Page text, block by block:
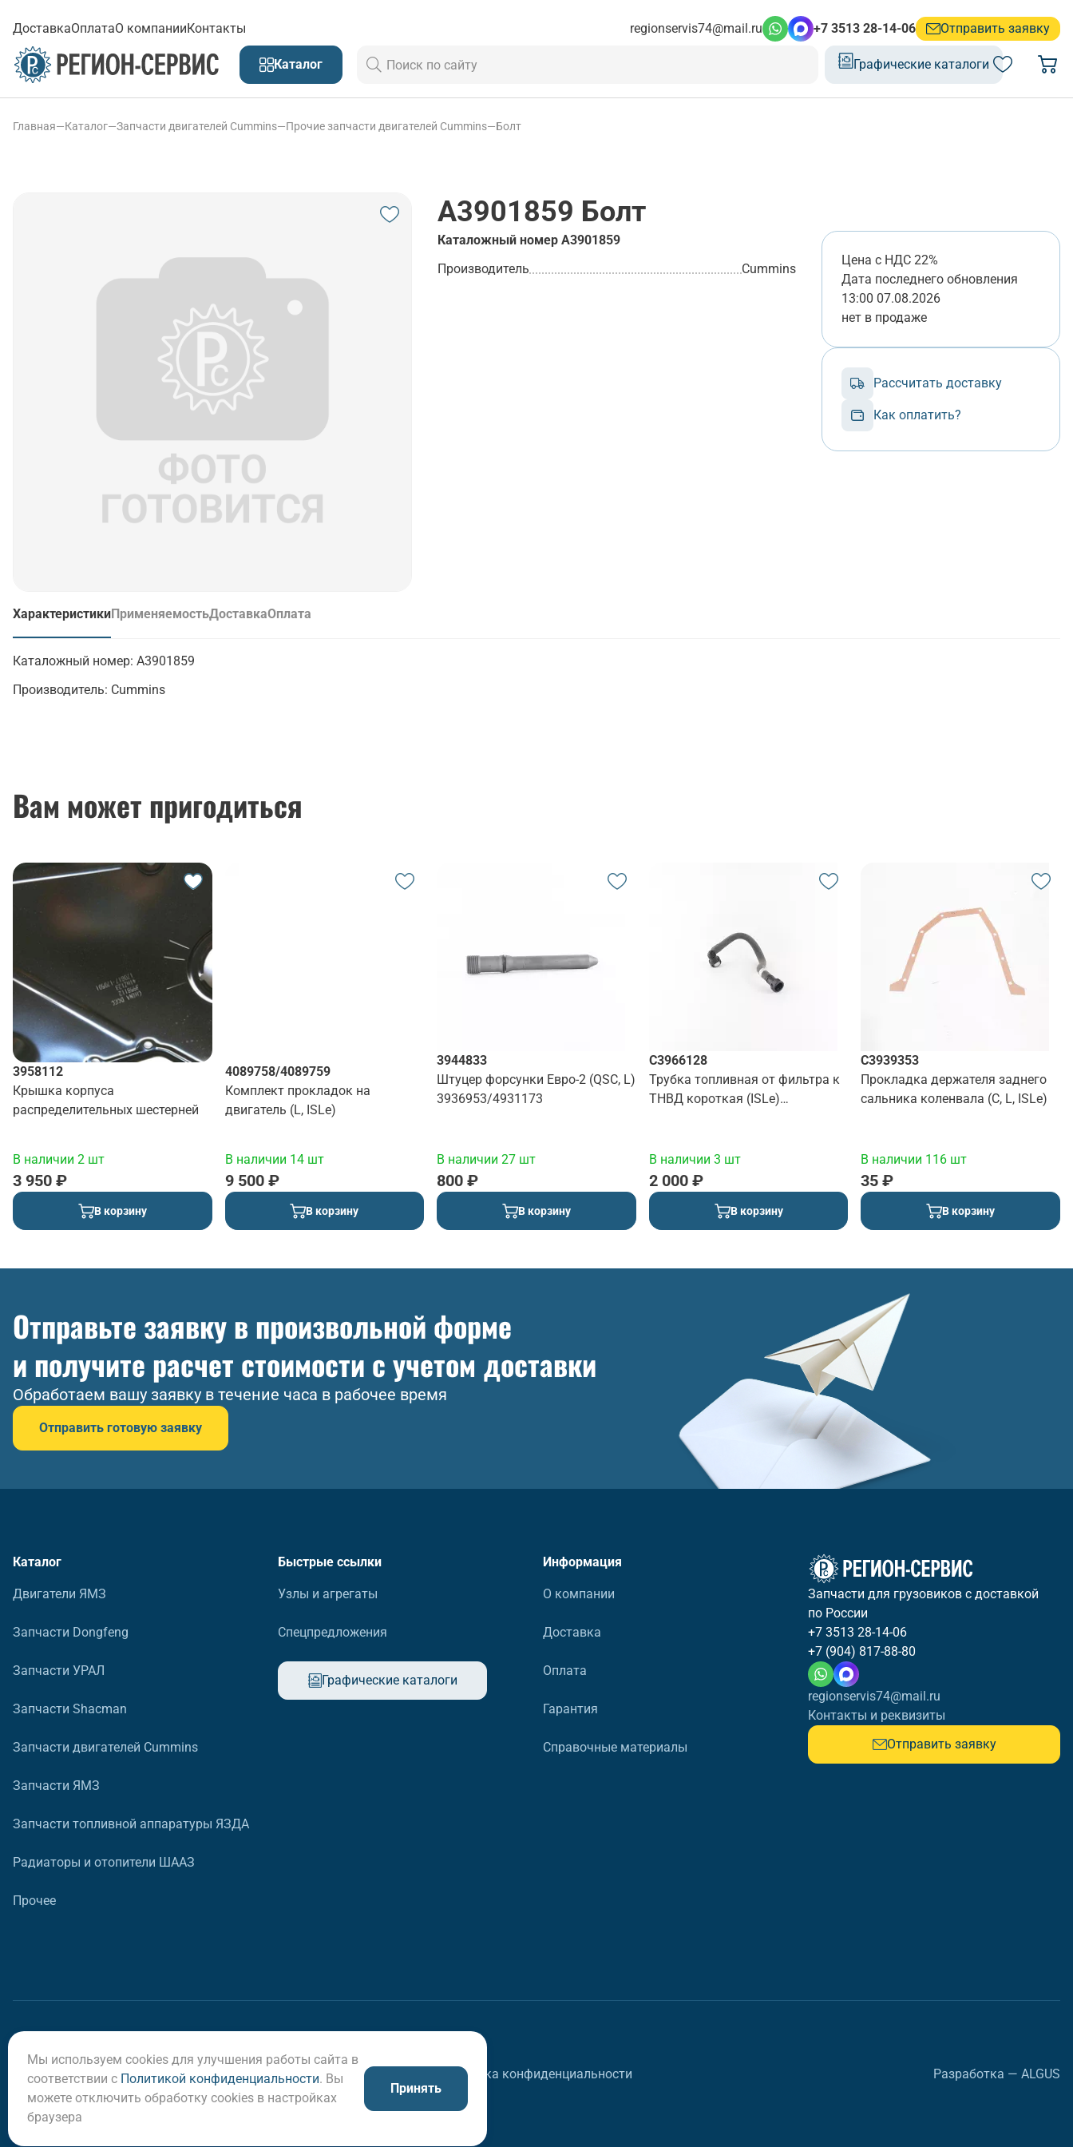
ДоставкаОплатаО компанииКонтакты regionservis74@mail.ru +7 3513 28-14-06 Отправить заявку
Каталог Графические каталоги
Главная—Каталог—Запчасти двигателей Cummins—Прочие запчасти двигателей Cummins—Болт
A3901859 Болт
Каталожный номер A3901859
Производитель
Cummins
Цена с НДС 22%
Дата последнего обновления
13:00 07.08.2026
нет в продаже
Рассчитать доставку
Как оплатить?
Характеристики
(активная вкладка)
ПрименяемостьДоставкаОплата
Каталожный номер: A3901859
Производитель: Cummins
Вам может пригодиться
3958112
Крышка корпуса
распределительных шестерней
В наличии 2 шт
3 950 ₽
В корзину
4089758/4089759
Комплект прокладок на
двигатель (L, ISLe)
В наличии 14 шт
9 500 ₽
В корзину
3944833
Штуцер форсунки Евро-2 (QSC, L)
3936953/4931173
В наличии 27 шт
800 ₽
В корзину
C3966128
Трубка топливная от фильтра к
ТНВД короткая (ISLe)
В наличии 3 шт
2 000 ₽
В корзину
C3939353
Прокладка держателя заднего
сальника коленвала (C, L, ISLe)
В наличии 116 шт
35 ₽
В корзину
Отправьте заявку в произвольной форме
и получите расчет стоимости с учетом доставки
Обработаем вашу заявку в течение часа в рабочее время
Отправить готовую заявку
Каталог
Двигатели ЯМЗ
Запчасти Dongfeng
Запчасти УРАЛ
Запчасти Shacman
Запчасти двигателей Cummins
Запчасти ЯМЗ
Запчасти топливной аппаратуры ЯЗДА
Радиаторы и отопители ШААЗ
Прочее
Быстрые ссылки
Узлы и агрегаты
Спецпредложения
Графические каталоги
Информация
О компании
Доставка
Оплата
Гарантия
Справочные материалы
Запчасти для грузовиков с доставкой
по России
+7 3513 28-14-06
+7 (904) 817-88-80
regionservis74@mail.ru
Контакты и реквизиты
Отправить заявку
© ООО «Регион-Сервис», 2026 Политика конфиденциальности Разработка — ALGUS
Мы используем cookies для улучшения работы сайта в
соответствии с Политикой конфиденциальности. Вы
можете отключить обработку cookies в настройках
браузера
Принять